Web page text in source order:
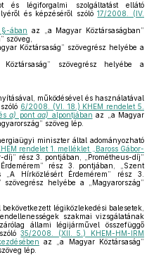
és légiforgalmi szolgáltatást ellátó
és képzéséről szóló17/2008. (IV.
§-ában az „a Magyar Köztársaságban”
szöveg,
Köztársaság” szövegrész helyébe a
szövegrész helyébe a
működésével és használatával
6/2008. (VI. 18.) KHEM rendelet 5.
a) pont aa) alpontjában az „a Magyar
szöveg lép.
miniszter által adományozható
rendelet 1. melléklet „Baross Gábor-
díj” rész 3. pontjában, „Prométheus-díj”
rész 3. pontjában, „Szent
Hírközlésért Érdemérem” rész 3.
helyébe a „Magyarország”
légiközlekedési balesetek,
szakmai vizsgálatának
állami légijárművel összefüggő
35/2008. (XII. 5.) KHEM-HM-IRM
az „a Magyar Köztársaság”
lép.